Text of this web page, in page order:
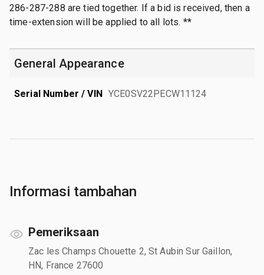
286-287-288 are tied together. If a bid is received, then a
time-extension will be applied to all lots. **
General Appearance
Serial Number / VIN YCE0SV22PECW11124
Informasi tambahan
Pemeriksaan
Zac les Champs Chouette 2, St Aubin Sur Gaillon,
HN, France 27600